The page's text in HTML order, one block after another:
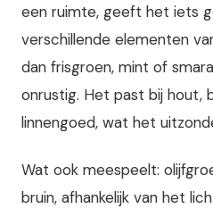
een ruimte, geeft het iets
verschillende elementen
dan frisgroen, mint of
onrustig. Het past bij hout,
linnengoed, wat het
Wat ook meespeelt:
bruin, afhankelijk van het